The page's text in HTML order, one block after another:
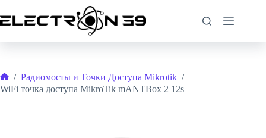
к
сути
WiFi точка доступа MikroTik mANTBox 2 12s
13,823 ₽ 2 в наличии
В корзину
Главная
/ Радиомосты и Точки Доступа Mikrotik /
WiFi точка доступа MikroTik mANTBox 2 12s